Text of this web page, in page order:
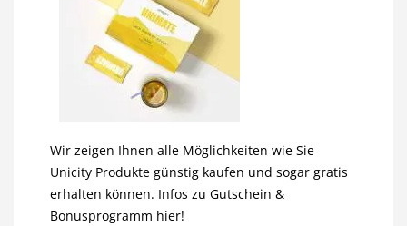
Wir zeigen Ihnen alle Möglichkeiten wie Sie
Unicity Produkte günstig kaufen und sogar gratis
erhalten können. Infos zu Gutschein &
Bonusprogramm hier!